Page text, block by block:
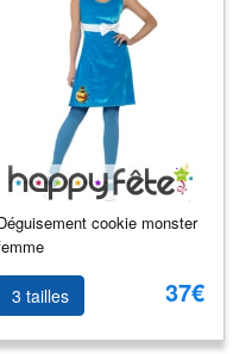
cookie monster
3 tailles 37€